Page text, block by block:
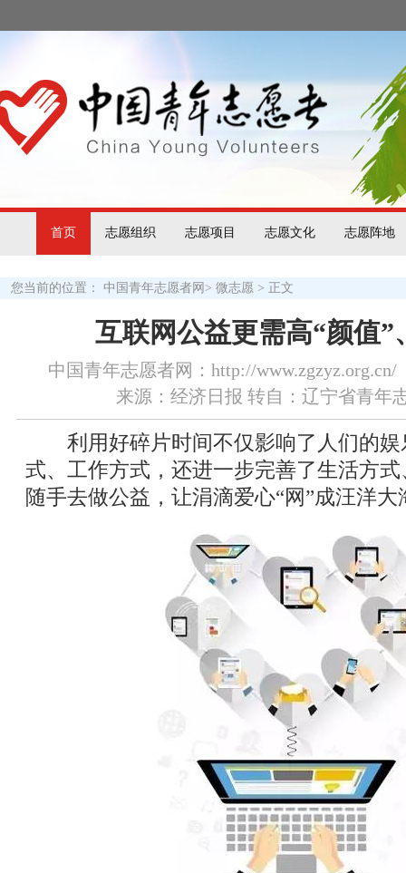
首页 志愿组织 志愿项目 志愿文化 志愿阵地
您当前的位置： 中国青年志愿者网 > 微志愿 > 正文
互联网公益更需高“颜值”
中国青年志愿者网：http://www.zgzyz.org.cn/
来源：经济日报 转自：辽宁省青年
利用好碎片时间不仅影响了人们的娱
式、工作方式，还进一步完善了生活方
随手去做公益，让涓滴爱心“网”成汪洋大